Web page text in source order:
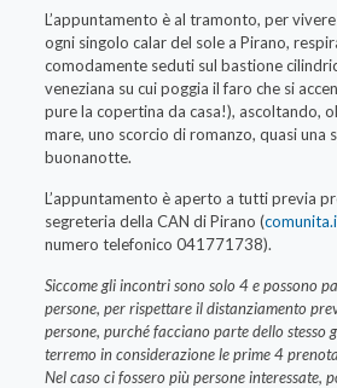
L’appuntamento è al tramonto, per vivere
ogni singolo calar del sole a Pirano,
comodamente seduti sul bastione
veneziana su cui poggia il faro che si
pure la copertina da casa!), ascoltando,
mare, uno scorcio di romanzo, quasi una
buonanotte.
L’appuntamento è aperto a tutti previa
segreteria della CAN di Pirano (
numero telefonico 041771738).
Siccome gli incontri sono solo 4 e possono
persone, per rispettare il distanziamento
persone, purché facciano parte dello stesso
terremo in considerazione le prime 4
Nel caso ci fossero più persone interessate,